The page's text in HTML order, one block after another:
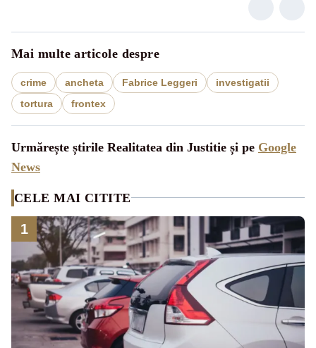
Mai multe articole despre
crime ancheta Fabrice Leggeri
investigatii
tortura
frontex
Urmărește știrile Realitatea din Justitie și pe Google
News
CELE MAI CITITE
1